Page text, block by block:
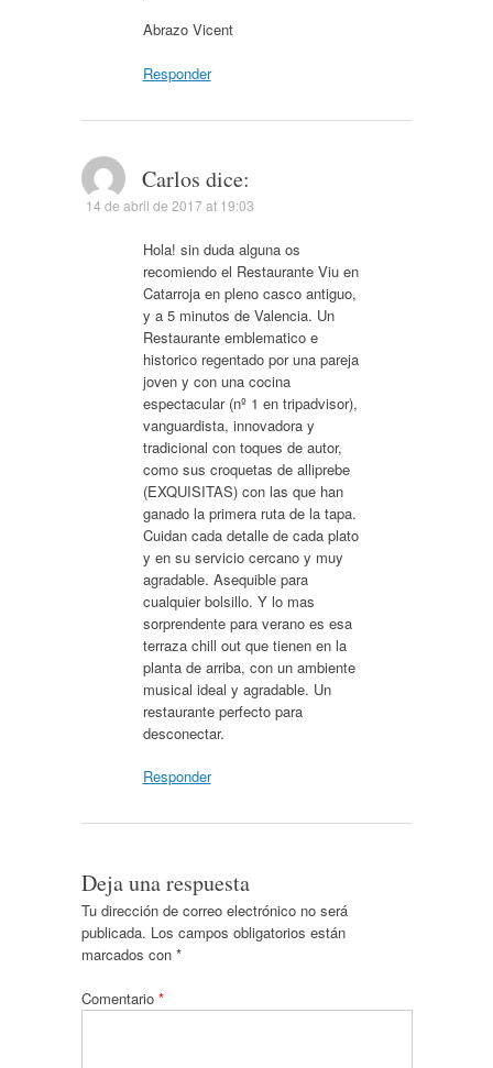
Abrazo Vicent
Responder
Carlos dice:
14 de abril de 2017 at 19:03
Hola! sin duda alguna os
recomiendo el Restaurante Viu en
Catarroja en pleno casco antiguo,
y a 5 minutos de Valencia. Un
Restaurante emblematico e
historico regentado por una pareja
joven y con una cocina
espectacular (nº 1 en tripadvisor),
vanguardista, innovadora y
tradicional con toques de autor,
como sus croquetas de alliprebe
(EXQUISITAS) con las que han
ganado la primera ruta de la tapa.
Cuidan cada detalle de cada plato
y en su servicio cercano y muy
agradable. Asequible para
cualquier bolsillo. Y lo mas
sorprendente para verano es esa
terraza chill out que tienen en la
planta de arriba, con un ambiente
musical ideal y agradable. Un
restaurante perfecto para
desconectar.
Responder
Deja una respuesta
Tu dirección de correo electrónico no será
publicada. Los campos obligatorios están
marcados con *
Comentario *